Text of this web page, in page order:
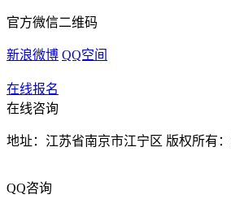
官方微信二维码
新浪微博 QQ空间
在线报名
在线咨询
地址：江苏省南京市江宁区 版权所有
QQ咨询